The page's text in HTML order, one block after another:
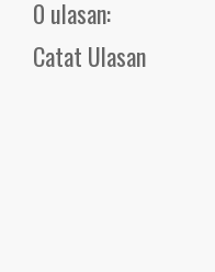
0 ulasan:
Catat Ulasan